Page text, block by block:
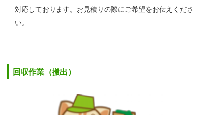
対応しております。お見積りの際にご希望をお伝えくださ
い。
回収作業（搬出）